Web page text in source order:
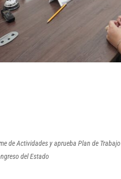
de Actividades y aprueba Plan de Trabajo
del Estado